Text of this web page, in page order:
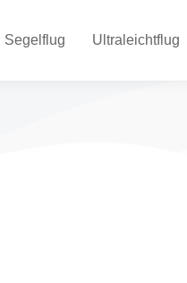
Segelflug Ultraleichtflug